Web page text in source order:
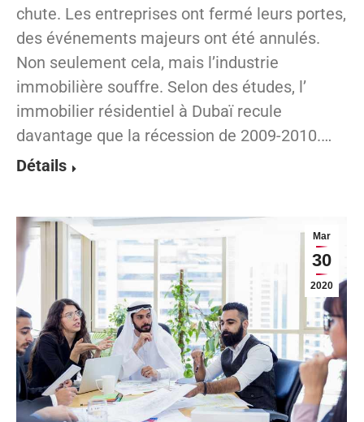
chute. Les entreprises ont fermé leurs portes,
des événements majeurs ont été annulés.
Non seulement cela, mais l’industrie
immobilière souffre. Selon des études, l’
immobilier résidentiel à Dubaï recule
davantage que la récession de 2009-2010.…
Détails
Mar
30
2020